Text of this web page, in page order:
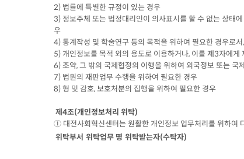
2) 법률에 특별한 규정이 있는 경우
3) 정보주체 또는 법정대리인이 의사표시를 할 수 없는 상태
우
4) 통계작성 및 학술연구 등의 목적을 위하여 필요한 경우로
5) 개인정보를 목적 외의 용도로 이용하거나, 이를 제3자에
6) 조약, 그 밖의 국제협정의 이행을 위하여 외국정보 또는 국
7) 법원의 재판업무 수행을 위하여 필요한 경우
8) 형 및 감호, 보호처분의 집행을 위하여 필요한 경우
제4조(개인정보처리 위탁)
① 대전사회혁신센터는 원활한 개인정보 업무처리를 위하여
위탁부서 위탁업무 명 위탁받는자(수탁자)